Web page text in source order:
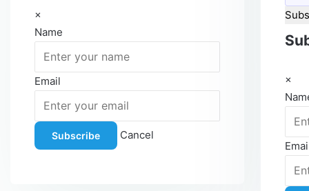
×
Name
Email
Subscribe Cancel
×